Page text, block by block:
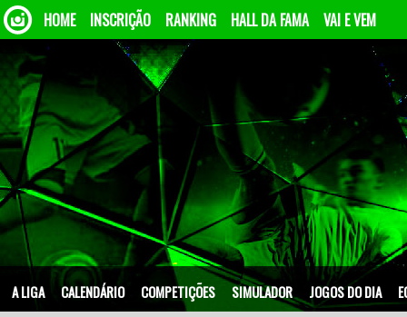
HOME INSCRIÇÃO RANKING HALL DA FAMA VAI E VEM
A LIGA CALENDÁRIO COMPETIÇÕES SIMULADOR JOGOS DO DIA